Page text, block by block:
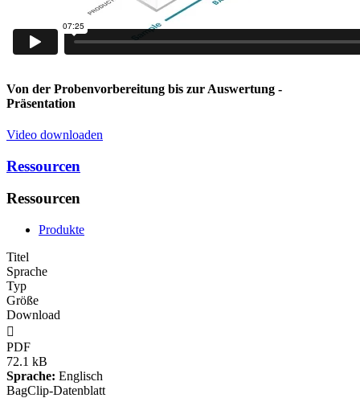
Von der Probenvorbereitung bis zur Auswertung -
Präsentation
Video downloaden
Ressourcen
Ressourcen
Produkte
Titel
Sprache
Typ
Größe
Download

PDF
72.1 kB
Sprache: Englisch
BagClip-Datenblatt